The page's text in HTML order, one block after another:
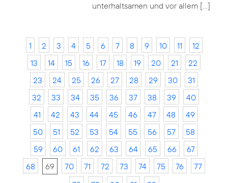
unterhaltsamen und vor allem […]
1 2 3 4 5 6 7 8 9 10 11
12
13
14 15 16 17 18 19 20 21
22
23
24 25 26 27 28 29 30
31
32
33 34 35 36 37 38 39
40
41
42 43 44 45 46 47 48
49
50
51 52 53 54 55 56 57
58
59
60 61 62 63 64 65 66
67
68
69 70 71 72 73 74 75 76
77